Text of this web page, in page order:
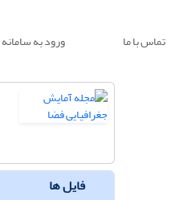
تماس با ما ورود به سامانه
فایل ها